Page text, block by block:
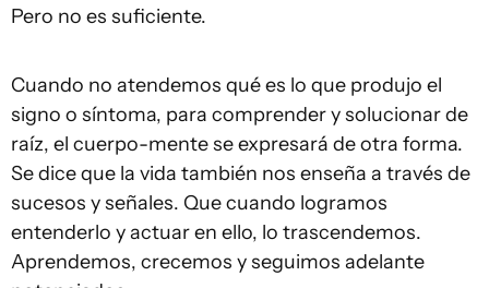
Pero no es suficiente.
Cuando no atendemos qué es lo que produjo el
signo o síntoma, para comprender y solucionar de
raíz, el cuerpo-mente se expresará de otra forma.
Se dice que la vida también nos enseña a través de
sucesos y señales. Que cuando logramos
entenderlo y actuar en ello, lo trascendemos.
Aprendemos, crecemos y seguimos adelante